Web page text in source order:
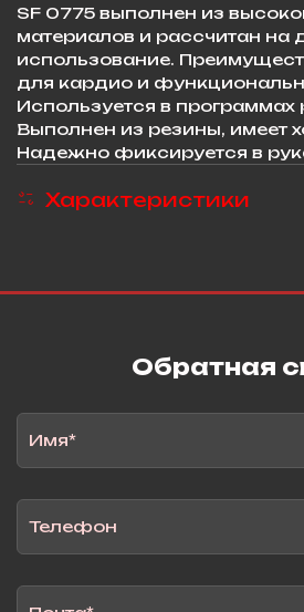
SF 0775 выполнен из
материалов и рассчитан на
использование.
для кардио и
Используется в программах
Выполнен из резины, имеет
Надежно фиксируется в
Характеристики
Обратная